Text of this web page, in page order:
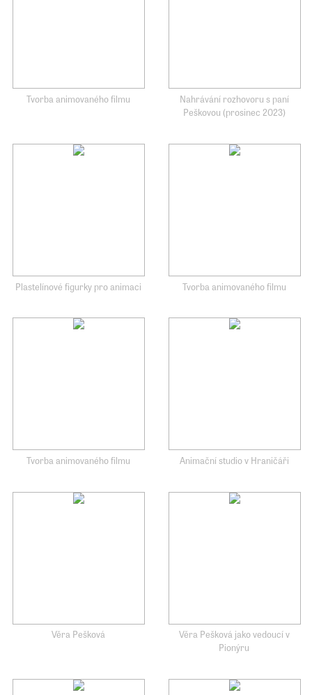
Tvorba animovaného filmu
Nahrávání rozhovoru s paní
Peškovou (prosinec 2023)
Plastelínové figurky pro animaci Tvorba animovaného filmu
Tvorba animovaného filmu Animační studio v Hraničáři
Věra Pešková
Věra Pešková jako vedoucí v
Pionýru